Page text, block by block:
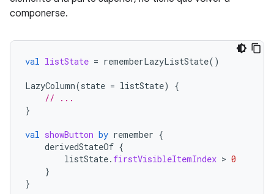
componerse.
val listState = rememberLazyListState()
LazyColumn(state = listState)
{
// ...
}
val showButton by remember {
derivedStateOf {
listState. firstVisibleItemIndex > 0
}
}